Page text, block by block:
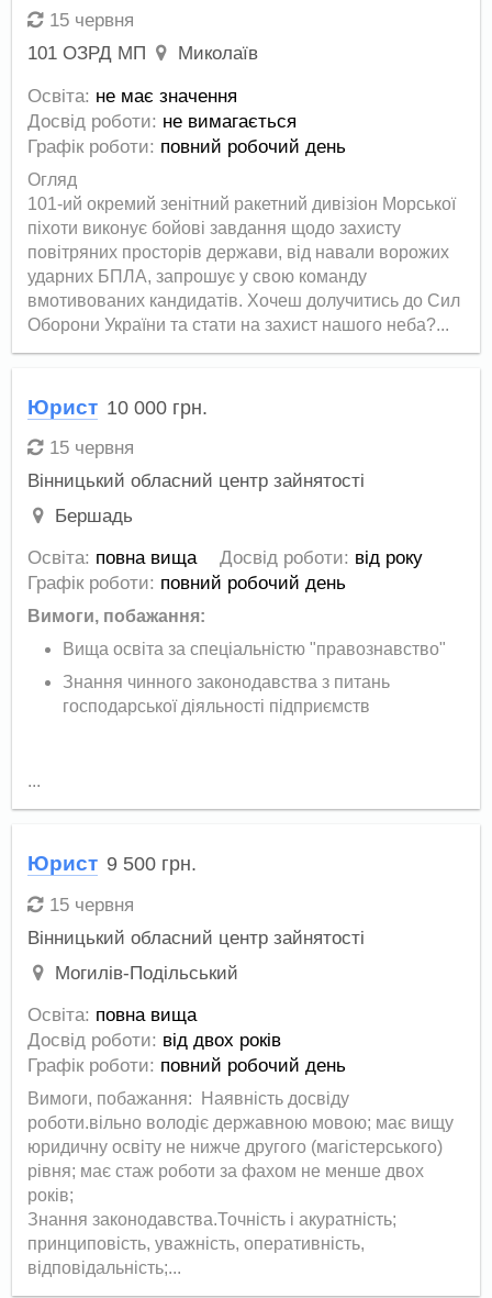
15 червня
101 ОЗРД МП
Миколаїв
Освіта: не має значення
Досвід роботи: не вимагається
Графік роботи: повний робочий день
Огляд
101-ий окремий зенітний ракетний дивізіон Морської
піхоти виконує бойові завдання щодо захисту
повітряних просторів держави, від навали ворожих
ударних БПЛА, запрошує у свою команду
вмотивованих кандидатів. Хочеш долучитись до Сил
Оборони України та стати на захист нашого неба?...
Юрист 10 000 грн.
15 червня
Вінницький обласний центр зайнятості
Бершадь
Освіта: повна вища Досвід роботи: від року
Графік роботи: повний робочий день
Вимоги, побажання:
Вища освіта за спеціальністю "правознавство"
Знання чинного законодавства з питань
господарської діяльності підприємств
...
Юрист 9 500 грн.
15 червня
Вінницький обласний центр зайнятості
Могилів-Подільський
Освіта: повна вища
Досвід роботи: від двох років
Графік роботи: повний робочий день
Вимоги, побажання: Наявність досвіду
роботи.вільно володіє державною мовою; має вищу
юридичну освіту не нижче другого (магістерського)
рівня; має стаж роботи за фахом не менше двох
років;
Знання законодавства.Точність і акуратність;
принциповість, уважність, оперативність,
відповідальність;...